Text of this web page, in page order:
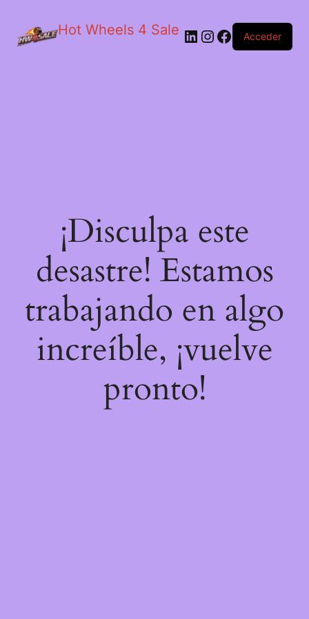
Hot Wheels 4 Sale LinkedIn
Instagram
Facebook
Acceder
¡Disculpa este
desastre! Estamos
trabajando en algo
increíble, ¡vuelve
pronto!